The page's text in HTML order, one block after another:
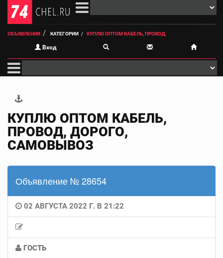
ОБЪЯВЛЕНИЯ КАТЕГОРИИ КУПЛЮ ОПТОМ КАБЕЛЬ, ПРОВОД,
Вход
КУПЛЮ ОПТОМ КАБЕЛЬ,
ПРОВОД, ДОРОГО,
САМОВЫВОЗ
Объявление № 28654
02 АВГУСТА 2022 Г. В 21:22
ГОСТЬ